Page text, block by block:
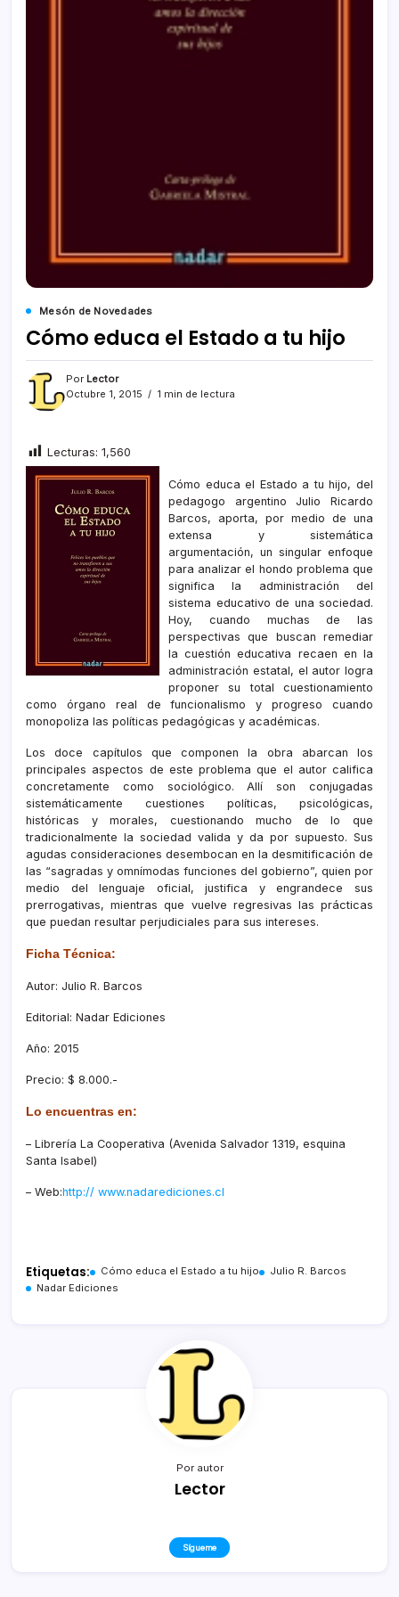
Mesón de Novedades
Cómo educa el Estado a tu hijo
Por Lector
Octubre 1, 2015
1 min de lectura
Lecturas: 1,560
Cómo educa el Estado a tu hijo, del
pedagogo argentino Julio Ricardo
Barcos, aporta, por medio de una
extensa y sistemática
argumentación, un singular enfoque
para analizar el hondo problema que
significa la administración del
sistema educativo de una sociedad.
Hoy, cuando muchas de las
perspectivas que buscan remediar
la cuestión educativa recaen en la
administración estatal, el autor logra
proponer su total cuestionamiento
como órgano real de funcionalismo y progreso cuando
monopoliza las políticas pedagógicas y académicas.
Los doce capítulos que componen la obra abarcan los
principales aspectos de este problema que el autor califica
concretamente como sociológico. Allí son conjugadas
sistemáticamente cuestiones políticas, psicológicas,
históricas y morales, cuestionando mucho de lo que
tradicionalmente la sociedad valida y da por supuesto. Sus
agudas consideraciones desembocan en la desmitificación de
las “sagradas y omnímodas funciones del gobierno”, quien por
medio del lenguaje oficial, justifica y engrandece sus
prerrogativas, mientras que vuelve regresivas las prácticas
que puedan resultar perjudiciales para sus intereses.
Ficha Técnica:
Autor: Julio R. Barcos
Editorial: Nadar Ediciones
Año: 2015
Precio: $ 8.000.-
Lo encuentras en:
– Librería La Cooperativa (Avenida Salvador 1319, esquina
Santa Isabel)
– Web:http:// www.nadarediciones.cl
Etiquetas: Cómo educa el Estado a tu hijo
Julio R. Barcos
Nadar Ediciones
Por autor
Lector
Sígueme